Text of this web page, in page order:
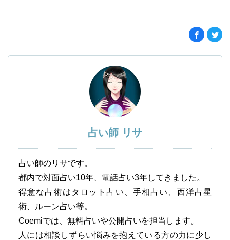
占い師 リサ
占い師のリサです。
都内で対面占い10年、電話占い3年してきました。
得意な占術はタロット占い、手相占い、西洋占星
術、ルーン占い等。
Coemiでは、無料占いや公開占いを担当します。
人には相談しずらい悩みを抱えている方の力に少し